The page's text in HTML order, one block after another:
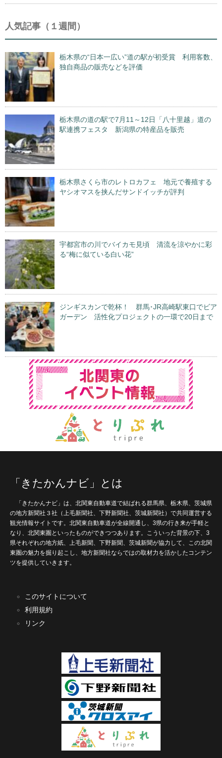
人気記事（１週間）
栃木県の“日本一広い”道の駅が初受賞 利用客数、
独自商品の販売などを評価
栃木県の道の駅で7月11～12日「八十里越」道の
駅連携フェスタ 新潟県の特産品を販売
栃木県さくら市のレトロカフェ 地元で養殖する
ヤシオマスを挟んだサンドイッチが評判
宇都宮市の川でバイカモ見頃 清流を涼やかに彩
る“梅に似ている白い花”
ジンギスカンで乾杯！ 群馬･JR高崎駅東口でビア
ガーデン 活性化プロジェクトの一環で20日まで
「きたかんナビ」とは
「きたかんナビ」は、北関東自動車道で結ばれる群馬県、栃木県、茨城県
の地方新聞社３社（上毛新聞社、下野新聞社、茨城新聞社）で共同運営する
観光情報サイトです。北関東自動車道が全線開通し、3県の行き来が手軽と
なり、北関東圏といったものができつつあります。こういった背景の下、3
県それぞれの地方紙、上毛新聞、下野新聞、茨城新聞が協力して、この北関
東圏の魅力を掘り起こし、地方新聞社ならではの取材力を活かしたコンテン
ツを提供していきます。
このサイトについて
利用規約
リンク